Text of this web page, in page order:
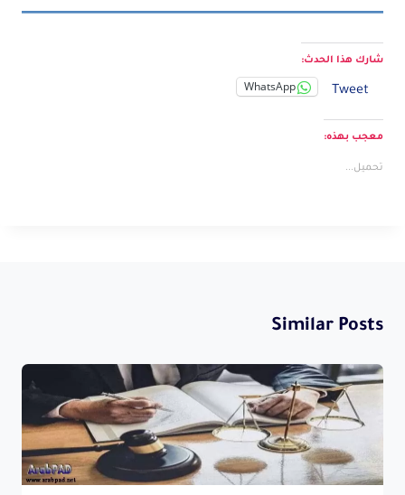
شارك هذا الحدث:
Tweet
WhatsApp
معجب بهذه:
تحميل...
Similar Posts